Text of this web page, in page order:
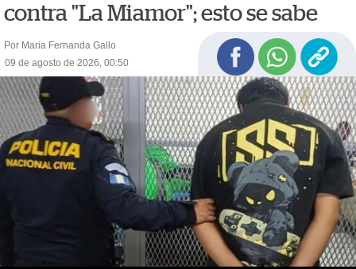
contra "La Miamor"; esto se sabe
Por Maria Fernanda Gallo
09 de agosto de 2026, 00:50